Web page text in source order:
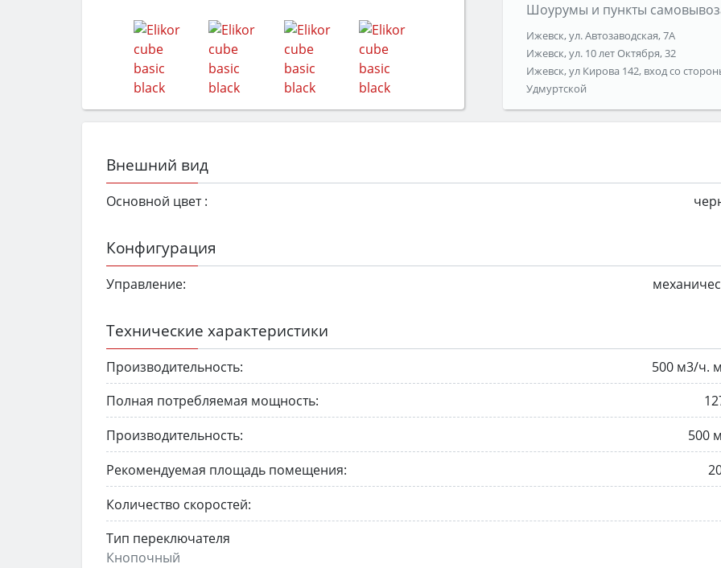
Шоурумы и пункты
Ижевск, ул. Автозаводская, 7А
Ижевск, ул. 10 лет Октября, 32
Ижевск, ул Кирова 142, вход со
Удмуртской
Внешний вид
Основной цвет :
Конфигурация
Управление:
Технические характеристики
Производительность:
500 м3/ч.
Полная потребляемая мощность:
Производительность:
500
Рекомендуемая площадь помещения:
Количество скоростей:
Тип переключателя
Кнопочный